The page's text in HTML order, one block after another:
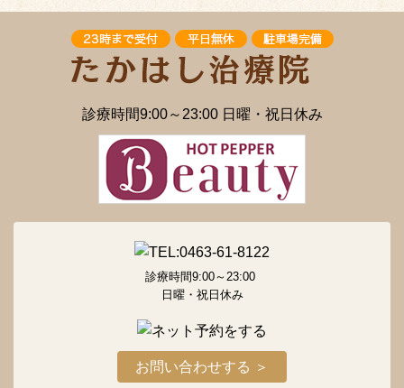
診療時間9:00～23:00 日曜・祝日休み
診療時間9:00～23:00
日曜・祝日休み
お問い合わせする ＞